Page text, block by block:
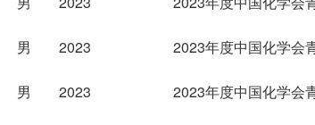
男 2023 2023年度中国化学会
男 2023 2023年度中国化学会